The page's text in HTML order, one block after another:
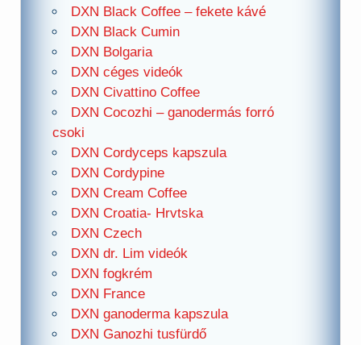
DXN Black Coffee – fekete kávé
DXN Black Cumin
DXN Bolgaria
DXN céges videók
DXN Civattino Coffee
DXN Cocozhi – ganodermás forró
csoki
DXN Cordyceps kapszula
DXN Cordypine
DXN Cream Coffee
DXN Croatia- Hrvtska
DXN Czech
DXN dr. Lim videók
DXN fogkrém
DXN France
DXN ganoderma kapszula
DXN Ganozhi tusfürdő